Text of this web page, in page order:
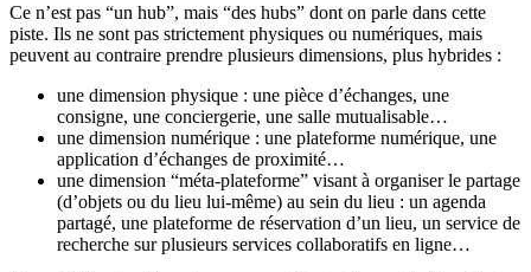
Ce n’est pas “un hub”, mais “des hubs” dont on parle dans cette
piste. Ils ne sont pas strictement physiques ou numériques, mais
peuvent au contraire prendre plusieurs dimensions, plus hybrides :
une dimension physique : une pièce d’échanges, une
consigne, une conciergerie, une salle mutualisable…
une dimension numérique : une plateforme numérique, une
application d’échanges de proximité…
une dimension “méta-plateforme” visant à organiser le partage
(d’objets ou du lieu lui-même) au sein du lieu : un agenda
partagé, une plateforme de réservation d’un lieu, un service de
recherche sur plusieurs services collaboratifs en ligne…